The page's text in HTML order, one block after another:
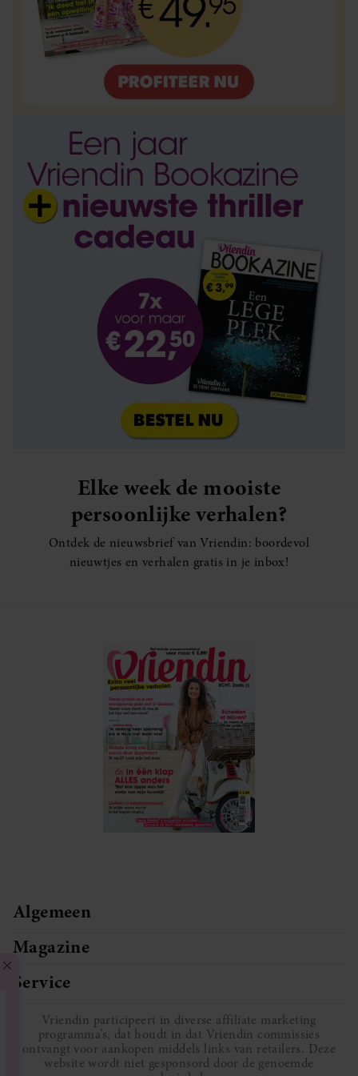
Elke week de mooiste
persoonlijke verhalen?
Ontdek de nieuwsbrief van Vriendin: boordevol
nieuwtjes en verhalen gratis in je inbox!
Algemeen
Magazine
Service
Vriendin participeert in diverse affiliate marketing
programma’s, dat houdt in dat Vriendin commissies
ontvangt voor aankopen middels links van retailers. Deze
website wordt niet gesponsord door de genoemde